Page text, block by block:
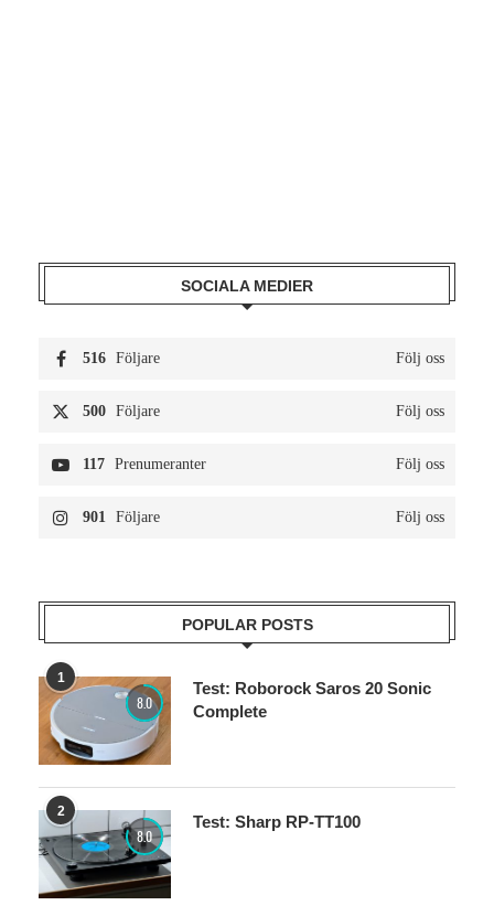
SOCIALA MEDIER
516 Följare Följ oss
500 Följare Följ oss
117 Prenumeranter Följ oss
901 Följare Följ oss
POPULAR POSTS
1
8.0
Test: Roborock Saros 20 Sonic
Complete
2
8.0
Test: Sharp RP-TT100